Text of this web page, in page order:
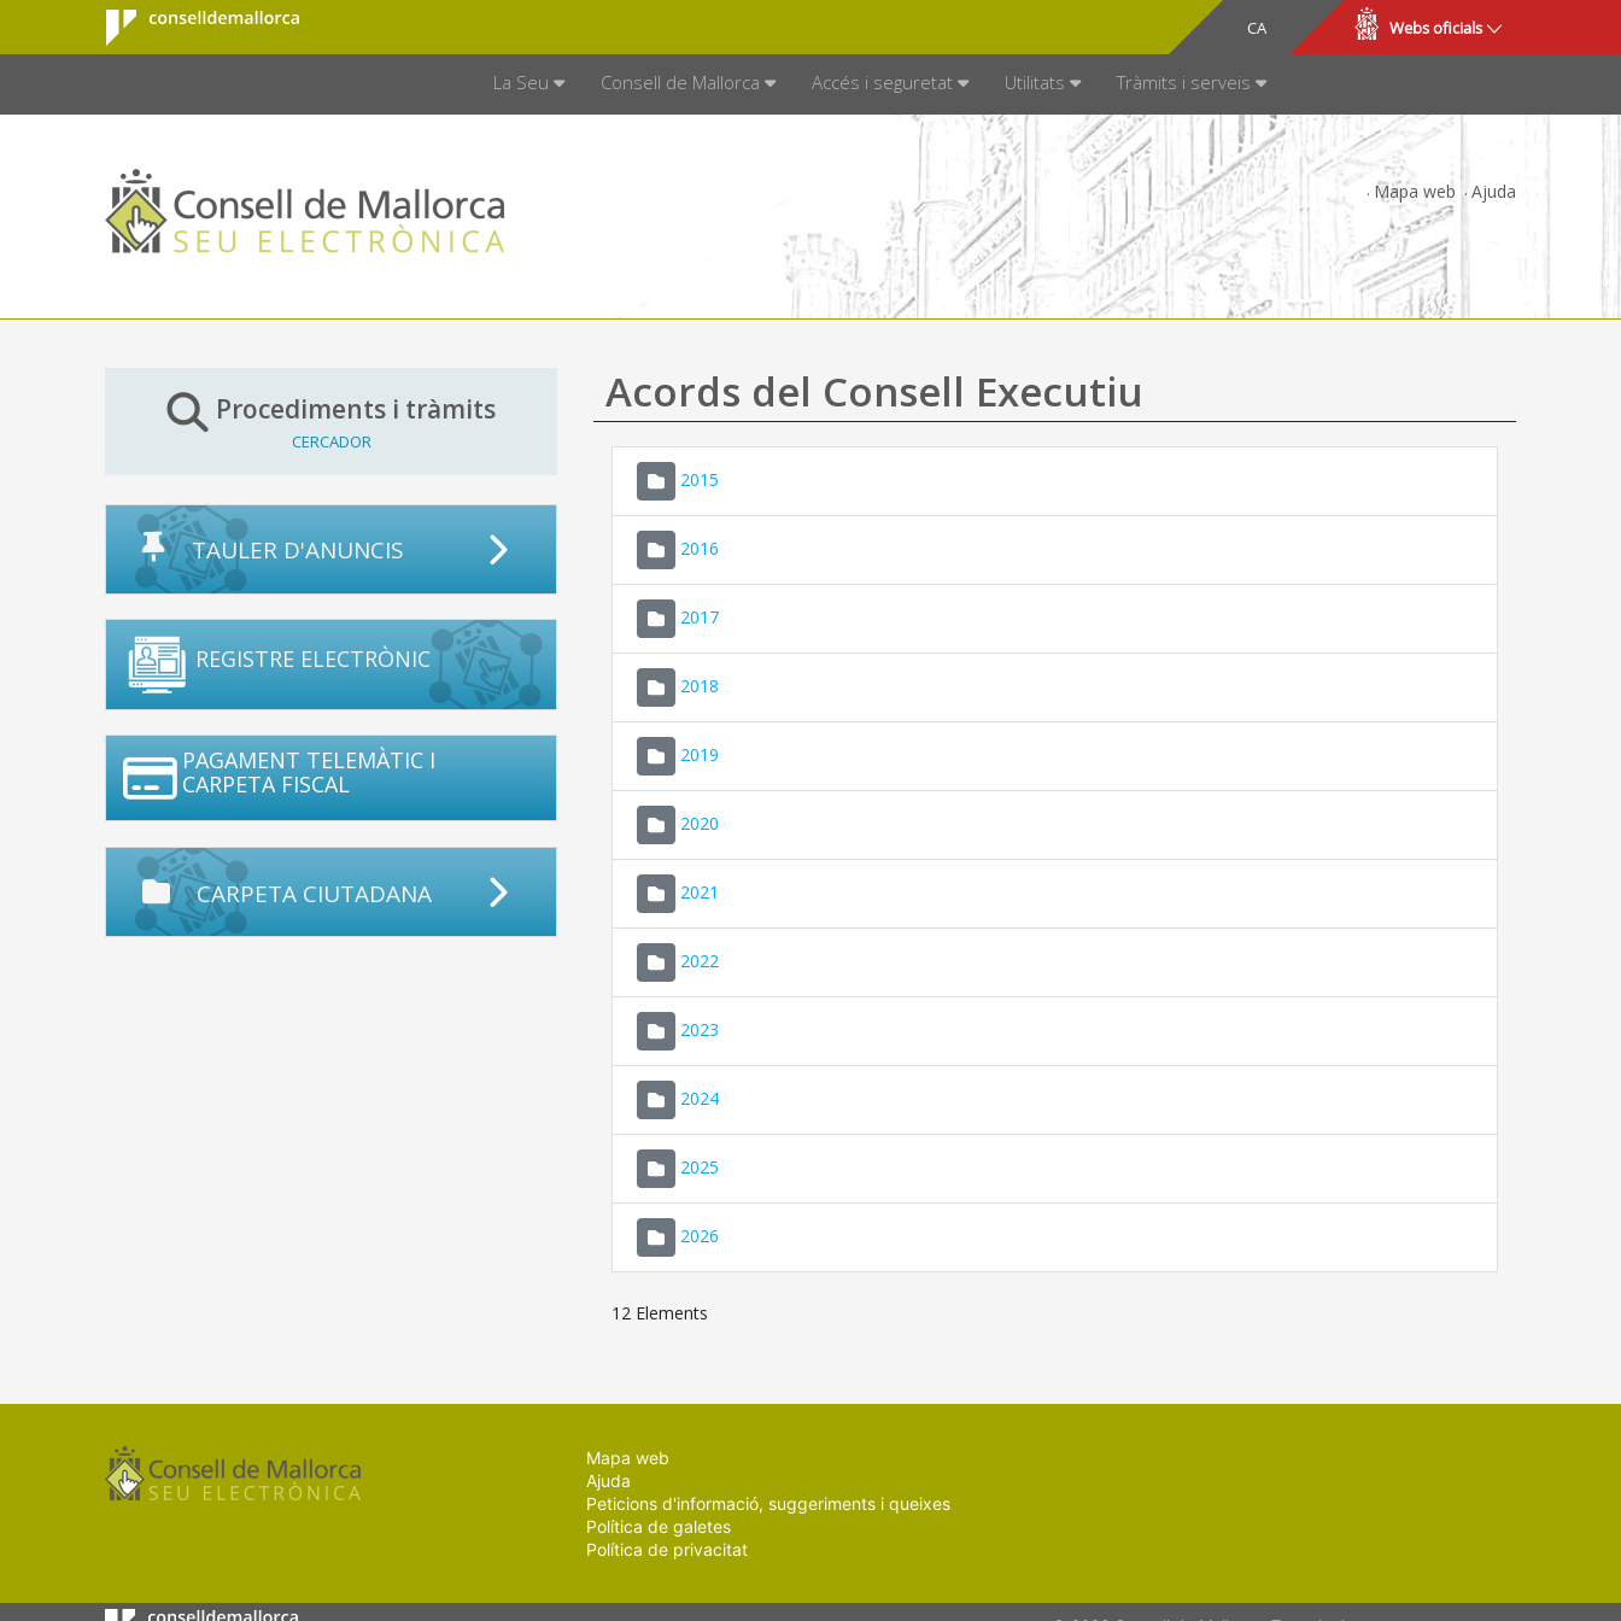
Salta al contingut principal
Consell de
Mallorca
CA
ES Webs oficials
La Seu Consell de Mallorca Accés i seguretat Utilitats Tràmits i serveis
Mapa web Ajuda
Procediments i tràmits
CERCADOR
TAULER D'ANUNCIS
REGISTRE ELECTRÒNIC
PAGAMENT TELEMÀTIC I
CARPETA FISCAL
CARPETA CIUTADANA
Acords del Consell Executiu
2015
2016
2017
2018
2019
2020
2021
2022
2023
2024
2025
2026
12 Elements
Mapa web
Ajuda
Peticions d'informació, suggeriments i queixes
Política de galetes
Política de privacitat